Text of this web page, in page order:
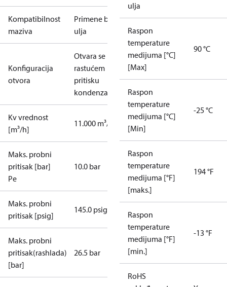
Kompatibilnost
maziva
Primene bez
ulja
Konfiguracija
otvora
Otvara se pri
rastućem
pritisku
kondenzacije
Kv vrednost
[m³/h]
11.000 m³/h
Maks. probni
pritisak [bar]
Pe
10.0 bar
Maks. probni
pritisak [psig]
145.0 psig
Maks. probni
pritisak(rashlada)
[bar]
26.5 bar
ulja
Raspon
temperature
medijuma [°C]
[Max]
90 °C
Raspon
temperature
medijuma [°C]
[Min]
-25 °C
Raspon
temperature
medijuma [°F]
[maks.]
194 °F
Raspon
temperature
medijuma [°F]
[min.]
-13 °F
RoHS